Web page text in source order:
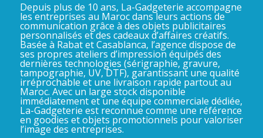
Depuis plus de 10 ans, La-Gadgeterie accompagne
les entreprises au Maroc dans leurs actions de
communication grâce à des objets publicitaires
personnalisés et des cadeaux d’affaires créatifs.
Basée à Rabat et Casablanca, l’agence dispose de
ses propres ateliers d’impression équipés des
dernières technologies (sérigraphie, gravure,
tampographie, UV, DTF), garantissant une qualité
irréprochable et une livraison rapide partout au
Maroc. Avec un large stock disponible
immédiatement et une équipe commerciale dédiée,
La-Gadgeterie est reconnue comme une référence
en goodies et objets promotionnels pour valoriser
l’image des entreprises.